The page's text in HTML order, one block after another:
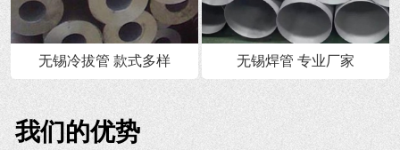
无锡冷拔管 款式多样 无锡焊管 专业厂家
我们的优势